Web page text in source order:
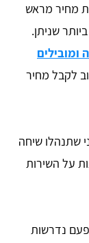
מחיר מראש
שניתן.
ומובילים
לקבל מחיר
שתנהלו שיחה
על השירות
נדרשות